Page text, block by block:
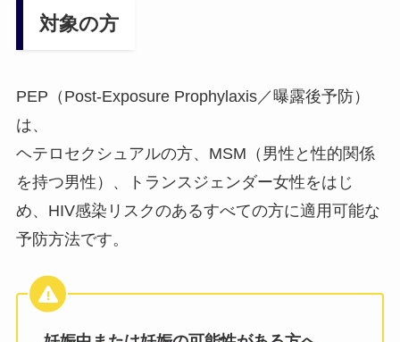
対象の方
PEP（Post-Exposure Prophylaxis／曝露後予防）
は、
ヘテロセクシュアルの方、MSM（男性と性的関係
を持つ男性）、トランスジェンダー女性をはじ
め、HIV感染リスクのあるすべての方に適用可能な
予防方法です。